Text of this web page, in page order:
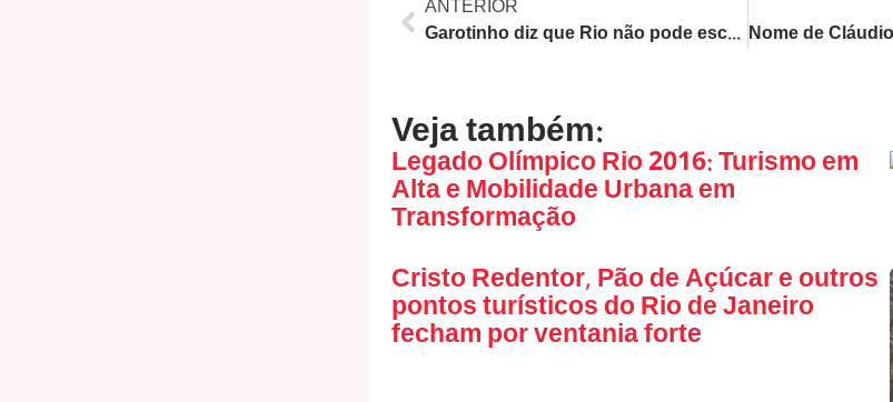
ANTERIOR
Garotinho diz que Rio não pode escolher entre candidato do CV ou da milícia e critica gestão atual
Veja também:
Legado Olímpico Rio 2016: Turismo em
Alta e Mobilidade Urbana em
Transformação
Cristo Redentor, Pão de Açúcar e outros
pontos turísticos do Rio de Janeiro
fecham por ventania forte